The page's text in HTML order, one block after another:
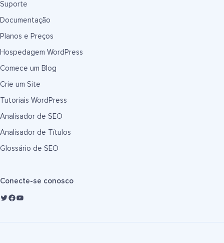
Suporte
Documentação
Planos e Preços
Hospedagem WordPress
Comece um Blog
Crie um Site
Tutoriais WordPress
Analisador de SEO
Analisador de Títulos
Glossário de SEO
Conecte-se conosco